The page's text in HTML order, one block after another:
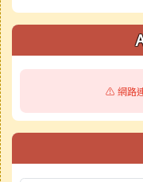
⚠️ 網路